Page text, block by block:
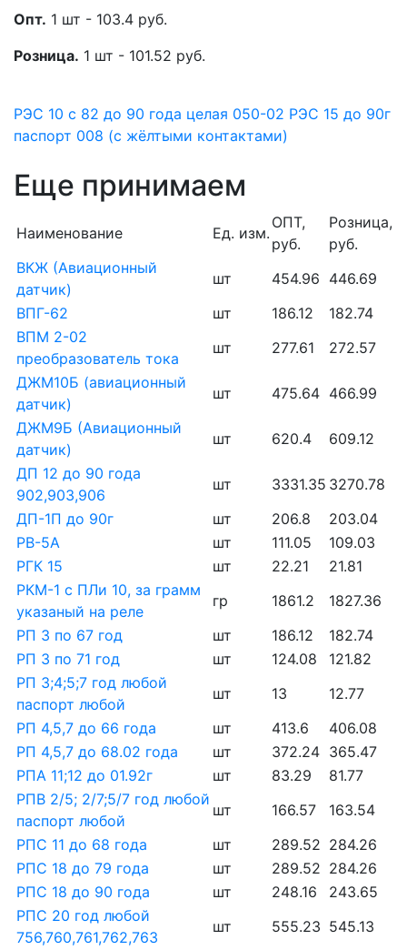
Опт. 1 шт - 103.4 руб.
Розница. 1 шт - 101.52 руб.
РЭС 10 с 82 до 90 года целая 050-02 РЭС 15 до 90г
паспорт 008 (с жёлтыми контактами)
Еще принимаем
Наименование Ед. изм.
ОПТ,
руб.
Розница,
руб.
ВКЖ (Авиационный
датчик)
шт 454.96 446.69
ВПГ-62
шт 186.12
182.74
ВПМ 2-02
преобразователь тока
шт 277.61
272.57
ДЖМ10Б (авиационный
датчик)
шт 475.64 466.99
ДЖМ9Б (Авиационный
датчик)
шт 620.4
609.12
ДП 12 до 90 года
902,903,906
шт 3331.35 3270.78
ДП-1П до 90г
шт 206.8
203.04
РВ-5А
шт 111.05
109.03
РГК 15
шт 22.21
21.81
РКМ-1 с ПЛи 10, за грамм
указаный на реле
гр 1861.2
1827.36
РП 3 по 67 год
шт 186.12
182.74
РП 3 по 71 год
шт 124.08
121.82
РП 3;4;5;7 год любой
паспорт любой
шт 13
12.77
РП 4,5,7 до 66 года
шт 413.6
406.08
РП 4,5,7 до 68.02 года
шт 372.24 365.47
РПА 11;12 до 01.92г
шт 83.29
81.77
РПВ 2/5; 2/7;5/7 год любой
паспорт любой
шт 166.57
163.54
РПС 11 до 68 года
шт 289.52 284.26
РПС 18 до 79 года
шт 289.52 284.26
РПС 18 до 90 года
шт 248.16
243.65
РПС 20 год любой
756,760,761,762,763
шт 555.23 545.13